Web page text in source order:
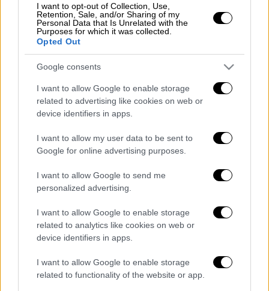
I want to opt-out of Collection, Use,
Retention, Sale, and/or Sharing of my
Personal Data that Is Unrelated with the
Purposes for which it was collected.
Opted Out
Google consents
I want to allow Google to enable storage
related to advertising like cookies on web or
device identifiers in apps.
I want to allow my user data to be sent to
Google for online advertising purposes.
I want to allow Google to send me
personalized advertising.
I want to allow Google to enable storage
related to analytics like cookies on web or
device identifiers in apps.
I want to allow Google to enable storage
related to functionality of the website or app.
Ο Έλληνας γκαρντ ένιωσε έντονες
ενοχλήσεις κατά τη διάρκεια της
προπόνησης και υποβλήθηκε άμεσα σε
εξετάσεις. Τα αποτελέσματα επιβεβαίωσαν
το χειρότερο σενάριο, καθώς διαπιστώθηκε
ρήξη στον έξω μηνίσκο του αριστερού
γόνατος, ένας τραυματισμός που απαιτεί
Η απουσία του Σλούκα συνιστά τεράστιο
πλήγμα για τον Παναθηναϊκό σε μια χρονική
συγκυρία όπου η ομάδα μπαίνει στην πιο
διεθνής αποτελεί κομβικό παράγοντα στο
παιχνίδι του Παναθηναϊκού, ιδίως όταν η
Διαβάστε ακόμη